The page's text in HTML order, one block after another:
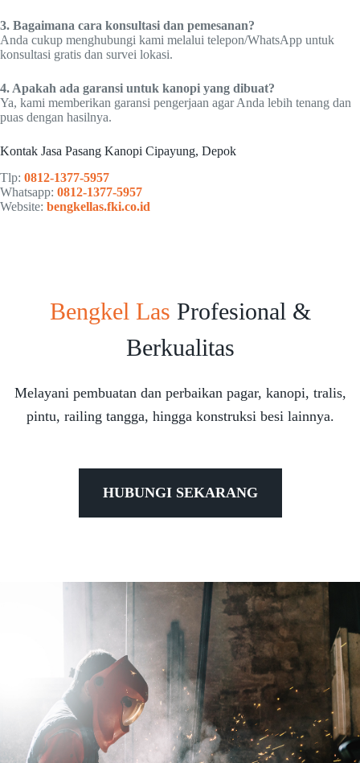
3. Bagaimana cara konsultasi dan pemesanan?
Anda cukup menghubungi kami melalui telepon/WhatsApp untuk
konsultasi gratis dan survei lokasi.
4. Apakah ada garansi untuk kanopi yang dibuat?
Ya, kami memberikan garansi pengerjaan agar Anda lebih tenang dan
puas dengan hasilnya.
Kontak Jasa Pasang Kanopi Cipayung, Depok
Tlp: 0812-1377-5957
Whatsapp: 0812-1377-5957
Website: bengkellas.fki.co.id
Bengkel Las Profesional &
Berkualitas
Melayani pembuatan dan perbaikan pagar, kanopi, tralis,
pintu, railing tangga, hingga konstruksi besi lainnya.
HUBUNGI SEKARANG